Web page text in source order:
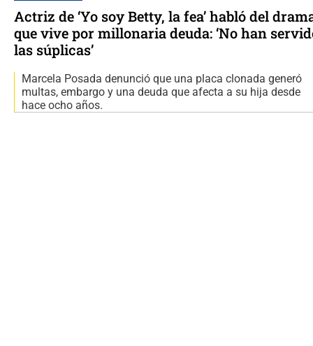
Actriz de ‘Yo soy Betty, la fea’ habló del
que vive por millonaria deuda: ‘No han
las súplicas’
Marcela Posada denunció que una placa clonada generó
multas, embargo y una deuda que afecta a su hija desde
hace ocho años.